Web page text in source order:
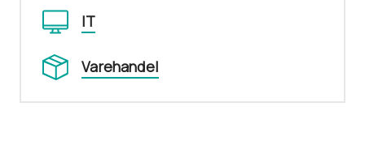
IT
Varehandel